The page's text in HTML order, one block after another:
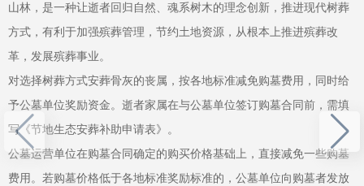
山林，是一种让逝者回归自然、魂系树木的理念创新，推进现代树葬
方式，有利于加强殡葬管理，节约土地资源，从根本上推进殡葬改
革，发展殡葬事业。
对选择树葬方式安葬骨灰的丧属，按各地标准减免购墓费用，同时给
予公墓单位奖励资金。逝者家属在与公墓单位签订购墓合同前，需填
写《节地生态安葬补助申请表》。
公墓运营单位在购墓合同确定的购买价格基础上，直接减免一些购墓
费用。若购墓价格低于各地标准奖励标准的，公墓单位向购墓者发放